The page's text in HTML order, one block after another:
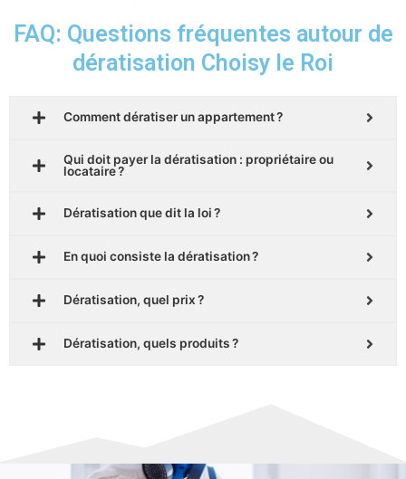
FAQ: Questions fréquentes autour de
dératisation Choisy le Roi
Comment dératiser un appartement ?
Qui doit payer la dératisation : propriétaire ou
locataire ?
Dératisation que dit la loi ?
En quoi consiste la dératisation ?
Dératisation, quel prix ?
Dératisation, quels produits ?